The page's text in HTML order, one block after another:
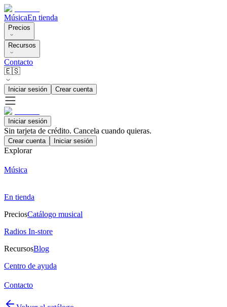
MúsicaEn tienda
Precios
Recursos
Contacto
🇪🇸
Iniciar sesión Crear cuenta
Iniciar sesión
Sin tarjeta de crédito. Cancela cuando quieras.
Crear cuenta Iniciar sesión
Explorar
Música
En tienda
PreciosCatálogo musical
Radios In-store
RecursosBlog
Centro de ayuda
Contacto